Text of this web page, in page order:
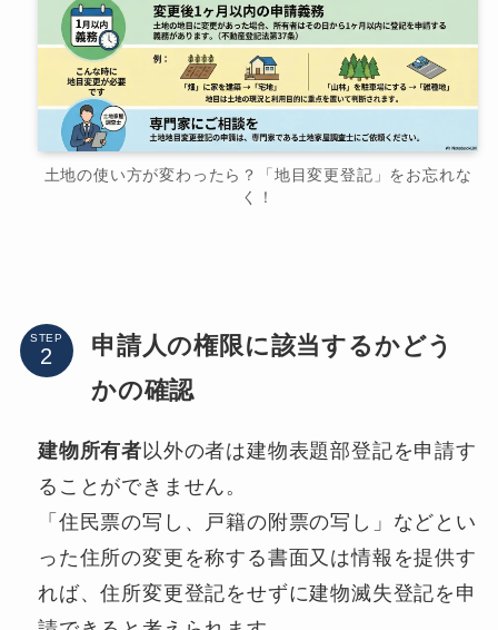
土地の使い方が変わったら？「地目変更登記」をお忘れな
く！
STEP
申請人の権限に該当するかどう
かの確認
建物所有者 以外の者は建物表題部登記を申請す
ることができません。
「住民票の写し、戸籍の附票の写し」などとい
った住所の変更を称する書面又は情報を提供す
れば、住所変更登記をせずに建物滅失登記を申